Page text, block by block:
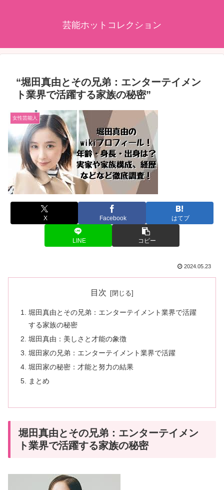
芸能ホットコレクション
“堀田真由とその兄弟：エンターテイメン
ト業界で活躍する家族の秘密”
女性芸能人
X Facebook はてブ
LINE コピー
2024.05.23
目次
堀田真由とその兄弟：エンターテイメント業界で活躍
する家族の秘密
堀田真由：美しさと才能の象徴
堀田家の兄弟：エンターテイメント業界で活躍
堀田家の秘密：才能と努力の結果
まとめ
堀田真由とその兄弟：エンターテイメン
ト業界で活躍する家族の秘密